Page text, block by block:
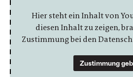
Hier steht ein Inhalt von
diesen Inhalt zu zeigen,
Zustimmung bei den
Zustimmung